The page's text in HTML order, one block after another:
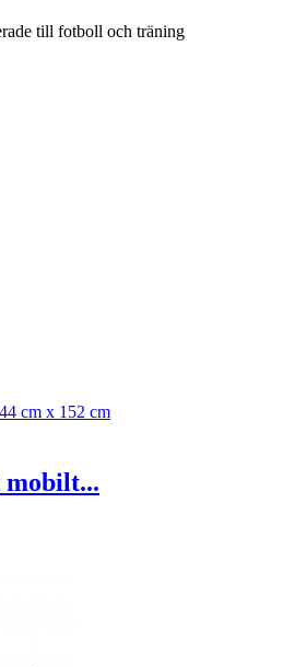
till fotboll och träning
mobilt...